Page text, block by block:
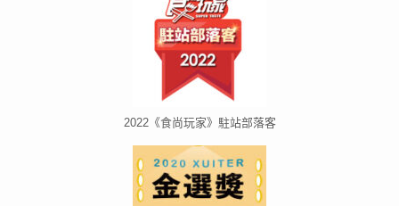
2022《食尚玩家》駐站部落客